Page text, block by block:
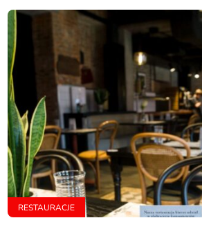
RESTAURACJE